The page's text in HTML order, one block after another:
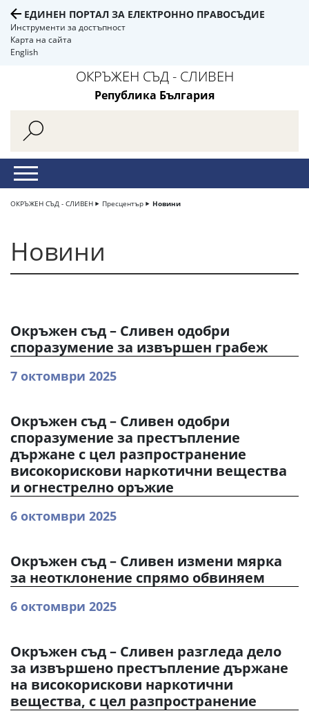
ЕДИНЕН ПОРТАЛ ЗА ЕЛЕКТРОННО ПРАВОСЪДИЕ
Инструменти за достъпност
Карта на сайта
English
ОКРЪЖЕН СЪД - СЛИВЕН
Република България
ОКРЪЖЕН СЪД - СЛИВЕН Пресцентър Новини
Новини
Окръжен съд – Сливен одобри
споразумение за извършен грабеж
7 октомври 2025
Окръжен съд – Сливен одобри
споразумение за престъпление
държане с цел разпространение
високорискови наркотични вещества
и огнестрелно оръжие
6 октомври 2025
Окръжен съд – Сливен измени мярка
за неотклонение спрямо обвиняем
6 октомври 2025
Окръжен съд – Сливен разгледа дело
за извършено престъпление държане
на високорискови наркотични
вещества, с цел разпространение